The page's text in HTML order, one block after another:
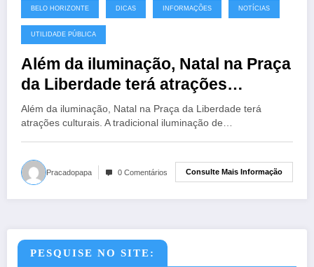
19 de novembro de 2024
BELO HORIZONTE DICAS INFORMAÇÕES NOTÍCIAS
UTILIDADE PÚBLICA
Além da iluminação, Natal na Praça
da Liberdade terá atrações
culturais
Além da iluminação, Natal na Praça da Liberdade terá
atrações culturais. A tradicional iluminação de…
Pracadopapa 0 Comentários Consulte Mais Informação
PESQUISE NO SITE: